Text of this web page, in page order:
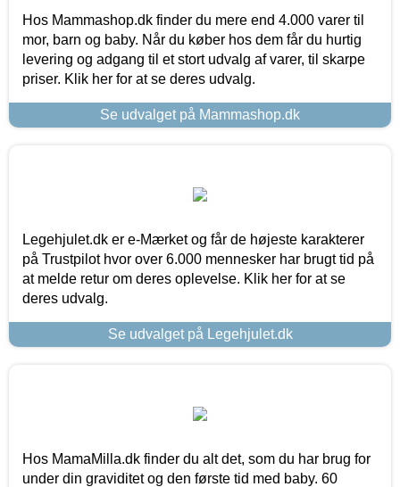
Hos Mammashop.dk finder du mere end 4.000 varer til
mor, barn og baby. Når du køber hos dem får du hurtig
levering og adgang til et stort udvalg af varer, til skarpe
priser. Klik her for at se deres udvalg.
Se udvalget på Mammashop.dk
Legehjulet.dk er e-Mærket og får de højeste karakterer
på Trustpilot hvor over 6.000 mennesker har brugt tid på
at melde retur om deres oplevelse. Klik her for at se
deres udvalg.
Se udvalget på Legehjulet.dk
Hos MamaMilla.dk finder du alt det, som du har brug for
under din graviditet og den første tid med baby. 60